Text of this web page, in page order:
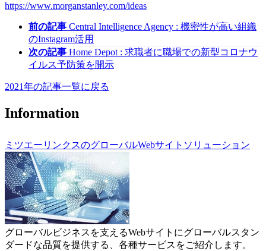
https://www.morganstanley.com/ideas
前の記事 Central Intelligence Agency : 機密性が高い組織
のInstagram活用
次の記事 Home Depot : 求職者に職場での新型コロナウ
イルス予防策を開示
2021年の記事一覧に戻る
Information
ミツエーリンクスのグローバルWebサイトソリューション
グローバルビジネスを支えるWebサイトにグローバルスタン
ダードな品質を提供する、各種サービスをご紹介します。